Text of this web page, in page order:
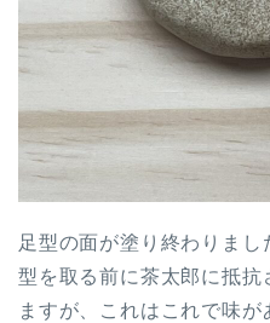
足型の面が塗り終わりまし
型を取る前に茶太郎に抵抗
ますが、これはこれで味が